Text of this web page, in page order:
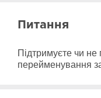
Питання
Підтримуєте чи не
перейменування